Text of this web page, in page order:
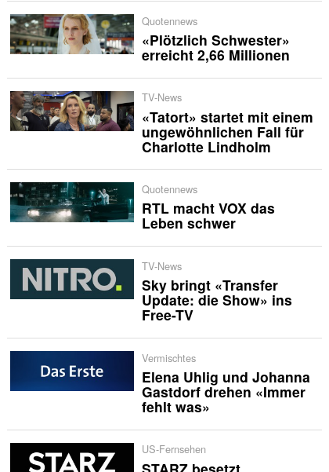
Quotennews
«Plötzlich Schwester»
erreicht 2,66 Millionen
TV-News
«Tatort» startet mit einem
ungewöhnlichen Fall für
Charlotte Lindholm
Quotennews
RTL macht VOX das
Leben schwer
TV-News
Sky bringt «Transfer
Update: die Show» ins
Free-TV
Vermischtes
Elena Uhlig und Johanna
Gastdorf drehen «Immer
fehlt was»
US-Fernsehen